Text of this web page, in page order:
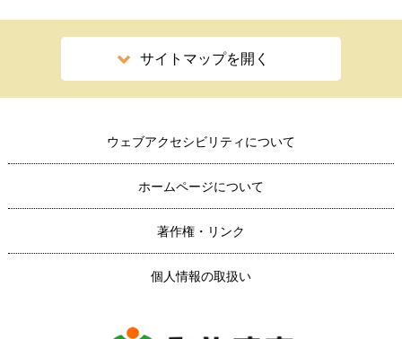
サイトマップを開く
ウェブアクセシビリティについて
ホームページについて
著作権・リンク
個人情報の取扱い